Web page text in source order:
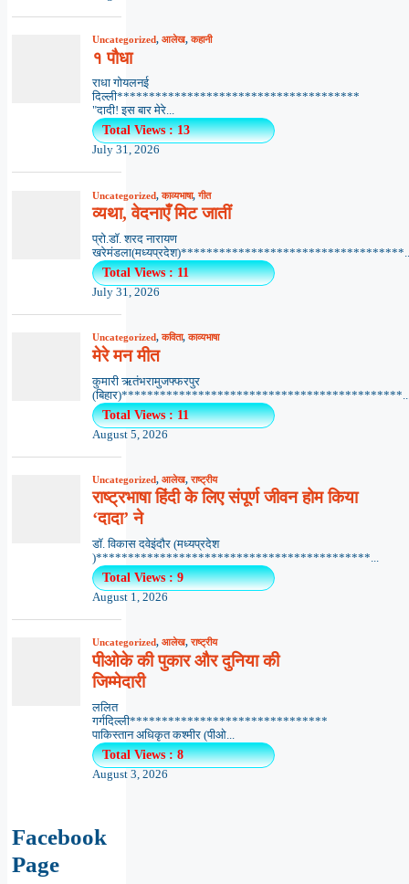
Uncategorized, आलेख,कहानी
१ पौधा
राधा गोयलनई
दिल्ली**************************************
"दादी! इस बार मेरे...
Total Views : 13
July 31, 2026
Uncategorized,काव्यभाषा,गीत
व्यथा, वेदनाएँ मिट जातीं
प्रो.डॉ. शरद नारायण
Total Views : 11
July 31, 2026
Uncategorized,कविता,काव्यभाषा
मेरे मन मीत
कुमारी ऋतंभरामुजफ्फरपुर
Total Views : 11
August 5, 2026
Uncategorized, आलेख,राष्ट्रीय
राष्ट्रभाषा हिंदी के लिए संपूर्ण जीवन होम किया
‘दादा’ ने
डॉ. विकास दवेइंदौर (मध्यप्रदेश
)*******************************************...
Total Views : 9
August 1, 2026
Uncategorized, आलेख,राष्ट्रीय
पीओके की पुकार और दुनिया की
जिम्मेदारी
ललित
गर्गदिल्ली*******************************
पाकिस्तान अधिकृत कश्मीर (पीओ...
Total Views : 8
August 3, 2026
Facebook
Page